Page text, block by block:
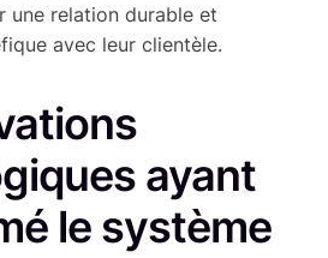
une relation durable et
avec leur clientèle.
ayant
le système